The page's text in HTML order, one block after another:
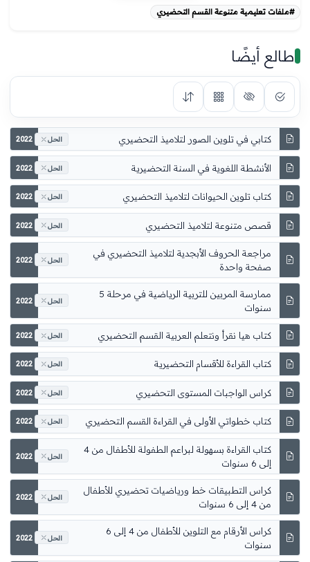
#ملفات تعليمية متنوعة القسم التحضيري
طالع أيضًا
كتابي في تلوين الصور لتلاميذ التحضيري 2022 الحل
2022 الحل
كتاب تلوين الحيوانات لتلاميذ التحضيري 2022 الحل
قصص متنوعة لتلاميذ التحضيري 2022 الحل
مراجعة الحروف الأبجدية لتلاميذ التحضيري في
صفحة واحدة
2022 الحل
ممارسة المربين للتربية الرياضية في مرحلة 5
سنوات
2022 الحل
كتاب هيا نقرأ ونتعلم العربية القسم التحضيري 2022 الحل
كتاب القراءة للأقسام التحضيرية 2022 الحل
كراس الواجبات المستوى التحضيري 2022 الحل
كتاب خطواتي الأولى في القراءة القسم التحضيري 2022 الحل
كتاب القراءة بسهولة لبراعم الطفولة للأطفال من 4
إلى 6 سنوات
2022 الحل
كراس التطبيقات خط ورياضيات تحضيري للأطفال
من 4 إلى 6 سنوات
2022 الحل
كراس الأرقام مع التلوين للأطفال من 4 إلى 6
سنوات
2022 الحل